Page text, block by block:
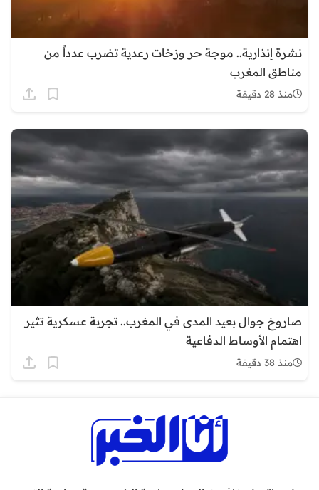
نشرة إنذارية.. موجة حر وزخات رعدية تضرب عدداً من
مناطق المغرب
منذ 28 دقيقة
صاروخ جوال بعيد المدى في المغرب.. تجربة عسكرية تثير
اهتمام الأوساط الدفاعية
منذ 38 دقيقة